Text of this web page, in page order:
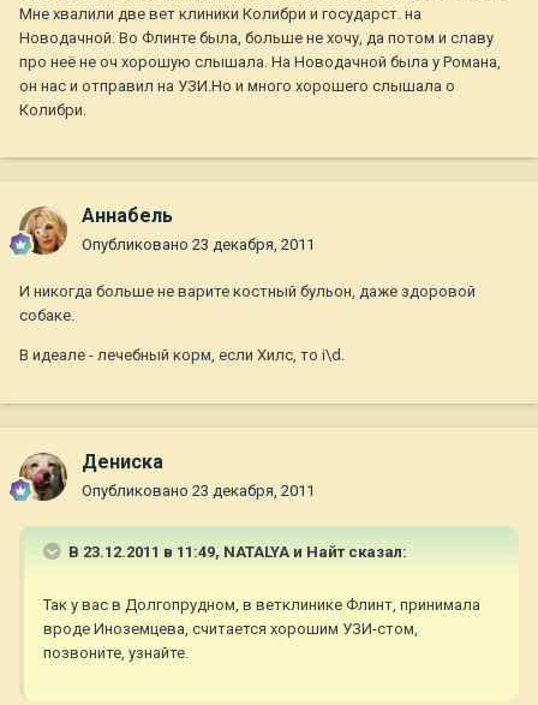
Мне хвалили две вет клиники Колибри и государст. на
Новодачной. Во Флинте была, больше не хочу, да потом и славу
про неё не оч хорошую слышала. На Новодачной была у Романа,
он нас и отправил на УЗИ.Но и много хорошего слышала о
Колибри.
Aннaбель
Опубликовано 23 декабря, 2011
И никогда больше не варите костный бульон, даже здоровой
собаке.
В идеале - лечебный корм, если Хилс, то i\d.
Дениска
Опубликовано 23 декабря, 2011
В 23.12.2011 в 11:49, NATALYA и Найт сказал:
Так у вас в Долгопрудном, в ветклинике Флинт, принимала
вроде Иноземцева, считается хорошим УЗИ-стом,
позвоните, узнайте.